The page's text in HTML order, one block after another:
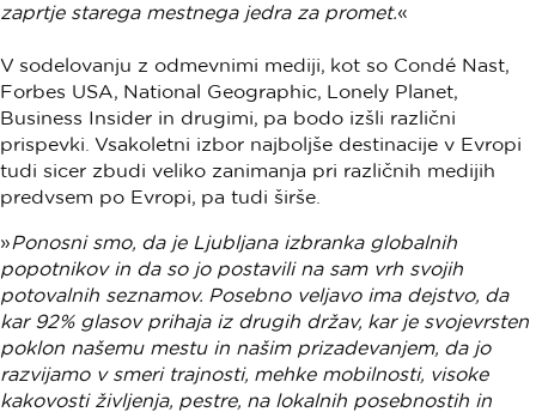
zaprtje starega mestnega jedra za promet.«
V sodelovanju z odmevnimi mediji, kot so Condé Nast,
Forbes USA, National Geographic, Lonely Planet,
Business Insider in drugimi, pa bodo izšli različni
prispevki. Vsakoletni izbor najboljše destinacije v Evropi
tudi sicer zbudi veliko zanimanja pri različnih medijih
predvsem po Evropi, pa tudi širše.
»Ponosni smo, da je Ljubljana izbranka globalnih
popotnikov in da so jo postavili na sam vrh svojih
potovalnih seznamov. Posebno veljavo ima dejstvo, da
kar 92% glasov prihaja iz drugih držav, kar je svojevrsten
poklon našemu mestu in našim prizadevanjem, da jo
razvijamo v smeri trajnosti, mehke mobilnosti, visoke
kakovosti življenja, pestre, na lokalnih posebnostih in